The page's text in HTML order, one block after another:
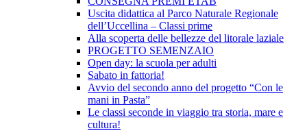
Uscita didattica al Parco Naturale Regionale
dell’Uccellina – Classi prime
Alla scoperta delle bellezze del litorale laziale
PROGETTO SEMENZAIO
Open day: la scuola per adulti
Sabato in fattoria!
Avvio del secondo anno del progetto “Con le
mani in Pasta”
Le classi seconde in viaggio tra storia, mare e
cultura!